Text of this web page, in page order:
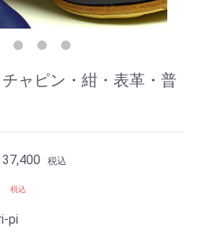
ャピン・紺・表革・普
税込
税込
pi